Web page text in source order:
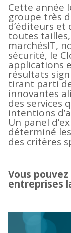
Cette année
groupe très
d’éditeurs et
toutes
marchésIT,
sécurité, le
applications
résultats
tirant parti
innovantes
des services
intentions
Un panel
déterminé
des critères
Vous
entreprises